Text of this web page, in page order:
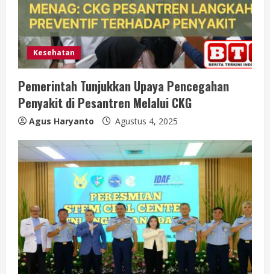
n
g
Kesehatan
Pemerintah Tunjukkan Upaya Pencegahan
Penyakit di Pesantren Melalui CKG
Agus Haryanto Agustus 4, 2025